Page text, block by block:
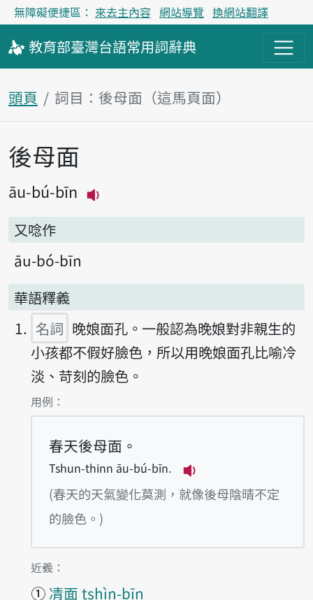
無障礙便捷區： 來去主內容 網站導覽 換網站翻譯
教育部臺灣台語常用詞辭典
頭頁 詞目：後母面（這馬頁面）
主內容區
後母面
āu-bú-bīn
又唸作
āu-bó-bīn
華語釋義
名詞 晚娘面孔。一般認為晚娘對非親生的
小孩都不假好臉色，所以用晚娘面孔比喻冷
淡、苛刻的臉色。
第1項釋義的
用例：
春天後母面。
Tshun-thinn āu-bú-bīn.
播放例句Tshun-
(春天的天氣變化莫測，就像後母陰晴不定
的臉色。)
第1項釋義的
近義：
① 凊面 tshìn-bīn